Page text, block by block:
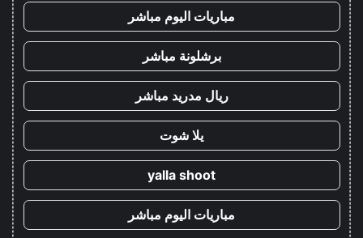
مباريات اليوم مباشر
برشلونة مباشر
ريال مدريد مباشر
يلا شوت
yalla shoot
مباريات اليوم مباشر